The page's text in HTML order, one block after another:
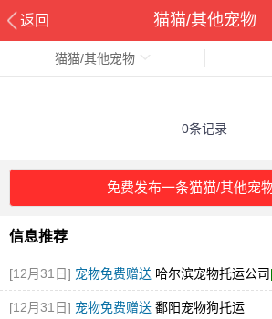
返回 猫猫/其他宠物
猫猫/其他宠物
0条记录
免费发布一条猫猫/其他宠
信息推荐
[12月31日] 宠物免费赠送 哈尔滨宠物托运公司
[12月31日] 宠物免费赠送 鄱阳宠物狗托运